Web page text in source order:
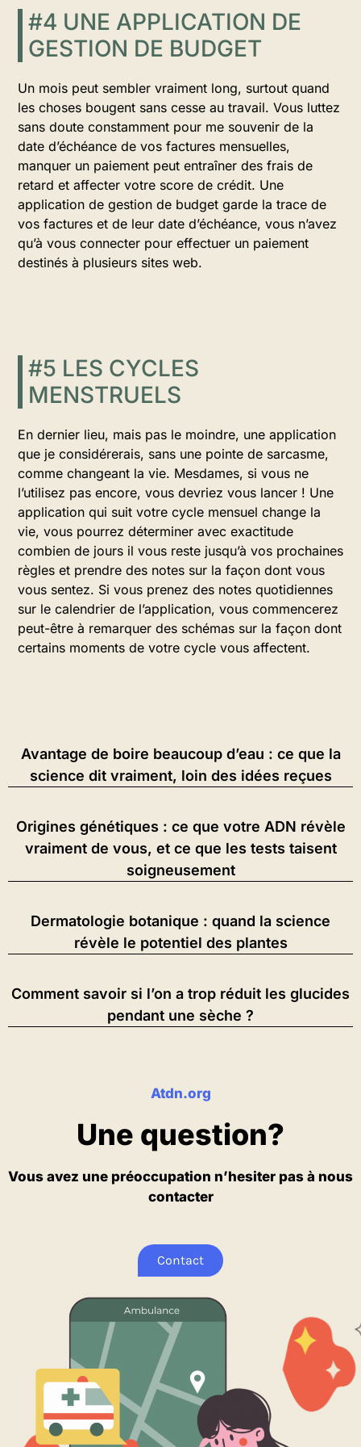
#4 UNE APPLICATION DE
GESTION DE BUDGET
Un mois peut sembler vraiment long, surtout quand
les choses bougent sans cesse au travail. Vous luttez
sans doute constamment pour me souvenir de la
date d’échéance de vos factures mensuelles,
manquer un paiement peut entraîner des frais de
retard et affecter votre score de crédit. Une
application de gestion de budget garde la trace de
vos factures et de leur date d’échéance, vous n’avez
qu’à vous connecter pour effectuer un paiement
destinés à plusieurs sites web.
#5 LES CYCLES
MENSTRUELS
En dernier lieu, mais pas le moindre, une application
que je considérerais, sans une pointe de sarcasme,
comme changeant la vie. Mesdames, si vous ne
l’utilisez pas encore, vous devriez vous lancer ! Une
application qui suit votre cycle mensuel change la
vie, vous pourrez déterminer avec exactitude
combien de jours il vous reste jusqu’à vos prochaines
règles et prendre des notes sur la façon dont vous
vous sentez. Si vous prenez des notes quotidiennes
sur le calendrier de l’application, vous commencerez
peut-être à remarquer des schémas sur la façon dont
certains moments de votre cycle vous affectent.
Avantage de boire beaucoup d’eau : ce que la
science dit vraiment, loin des idées reçues
Origines génétiques : ce que votre ADN révèle
vraiment de vous, et ce que les tests taisent
soigneusement
Dermatologie botanique : quand la science
révèle le potentiel des plantes
Comment savoir si l’on a trop réduit les glucides
pendant une sèche ?
Atdn.org
Une question?
Vous avez une préoccupation n’hesiter pas à nous
contacter
Contact